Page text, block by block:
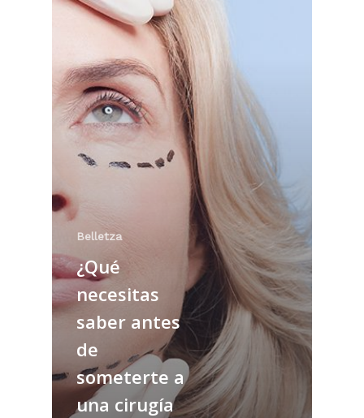
Belletza
¿Qué
necesitas
saber antes
de
someterte a
una cirugía